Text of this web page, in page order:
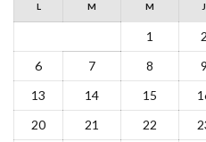
L M M J
1 2
6
7 8 9
13
14 15
20
21 22